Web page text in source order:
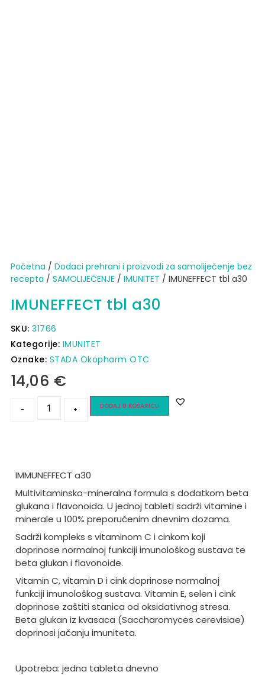
Početna / Dodaci prehrani i proizvodi za samoliječenje bez
recepta / SAMOLIJEČENJE / IMUNITET / IMUNEFFECT tbl a30
IMUNEFFECT tbl a30
SKU:31766
Kategorije: IMUNITET
Oznake: STADA Okopharm OTC
14,06 €
- + DODAJ U KOŠARICU
IMMUNEFFECT a30
Multivitaminsko-mineralna formula s dodatkom beta
glukana i flavonoida. U jednoj tableti sadrži vitamine i
minerale u 100% preporučenim dnevnim dozama.
Sadrži kompleks s vitaminom C i cinkom koji
doprinose normalnoj funkciji imunološkog sustava te
beta glukan i flavonoide.
Vitamin C, vitamin D i cink doprinose normalnoj
funkciji imunološkog sustava. Vitamin E, selen i cink
doprinose zaštiti stanica od oksidativnog stresa.
Beta glukan iz kvasaca (Saccharomyces cerevisiae)
doprinosi jačanju imuniteta.
Upotreba: jedna tableta dnevno